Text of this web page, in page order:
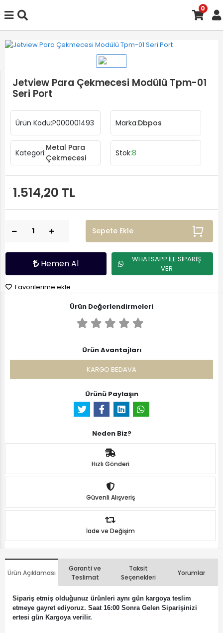
0
Jetview Para Çekmecesi Modülü Tpm-01
Seri Port
Ürün Kodu:P000001493 Marka:Dbpos
Kategori:
Metal Para
Çekmecesi
Stok:8
1.514,20 TL
Sepete Ekle
Hemen Al
WHATSAPP İLE SİPARİŞ
VER
Favorilerime ekle
Ürün Değerlendirmeleri
Ürün Avantajları
KARGO BEDAVA
Ürünü Paylaşın
Neden Biz?
Hızlı Gönderi
Güvenli Alışveriş
İade ve Değişim
Ürün Açıklaması
Garanti ve
Teslimat
Taksit
Seçenekleri
Yorumlar
Sipariş etmiş olduğunuz ürünleri aynı gün kargoya teslim
etmeye gayret ediyoruz. Saat 16:00 Sonra Gelen Siparişinizi
ertesi gün Kargoya verilir.